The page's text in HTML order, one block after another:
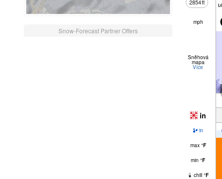
Snow-Forecast Partner Offers
2854ft
mph
Sněhová
mapa
Více
in
in
max °F
min °F
chill °F